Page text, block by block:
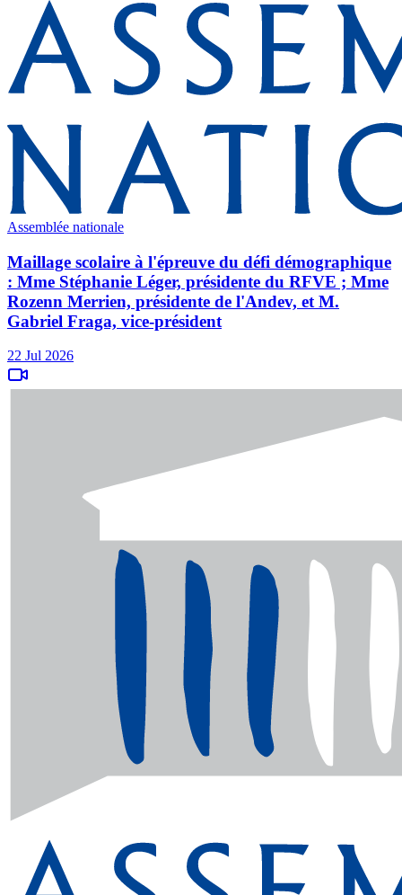
Assemblée nationale
Maillage scolaire à l'épreuve du défi démographique
: Mme Stéphanie Léger, présidente du RFVE ; Mme
Rozenn Merrien, présidente de l'Andev, et M.
Gabriel Fraga, vice-président
22 Jul 2026